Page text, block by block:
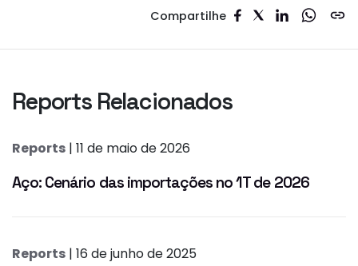
Compartilhe
Reports Relacionados
Reports | 11 de maio de 2026
Aço: Cenário das importações no 1T de 2026
Reports | 16 de junho de 2025